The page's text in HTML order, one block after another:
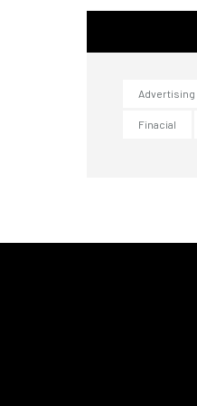
Advertising
Finacial